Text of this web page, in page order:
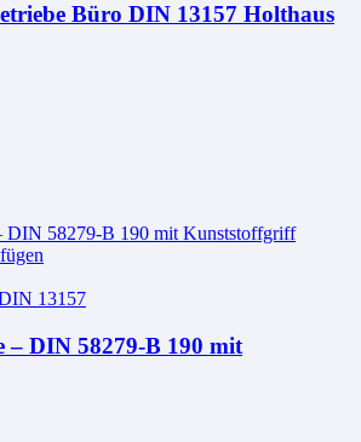
Büro DIN 13157 Holthaus
13157
– DIN 58279-B 190 mit